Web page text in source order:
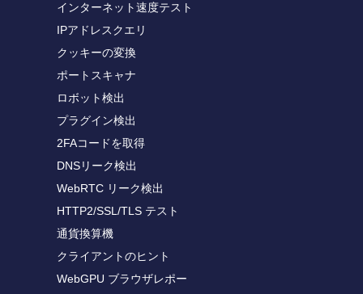
インターネット速度テスト
IPアドレスクエリ
クッキーの変換
ポートスキャナ
ロボット検出
プラグイン検出
2FAコードを取得
DNSリーク検出
WebRTC リーク検出
HTTP2/SSL/TLS テスト
通貨換算機
クライアントのヒント
WebGPU ブラウザレポー